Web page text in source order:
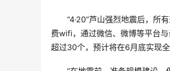
“4·20”芦山强烈地震后，所有
费wifi，通过微信、微博等平台
超过30个，预计将在6月底实现全